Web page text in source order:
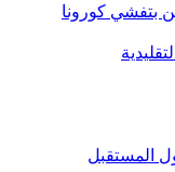
بتفشي كورونا
المستقبل